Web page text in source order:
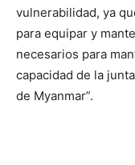
vulnerabilidad, ya
para equipar y
necesarios para
capacidad de la
de Myanmar”.